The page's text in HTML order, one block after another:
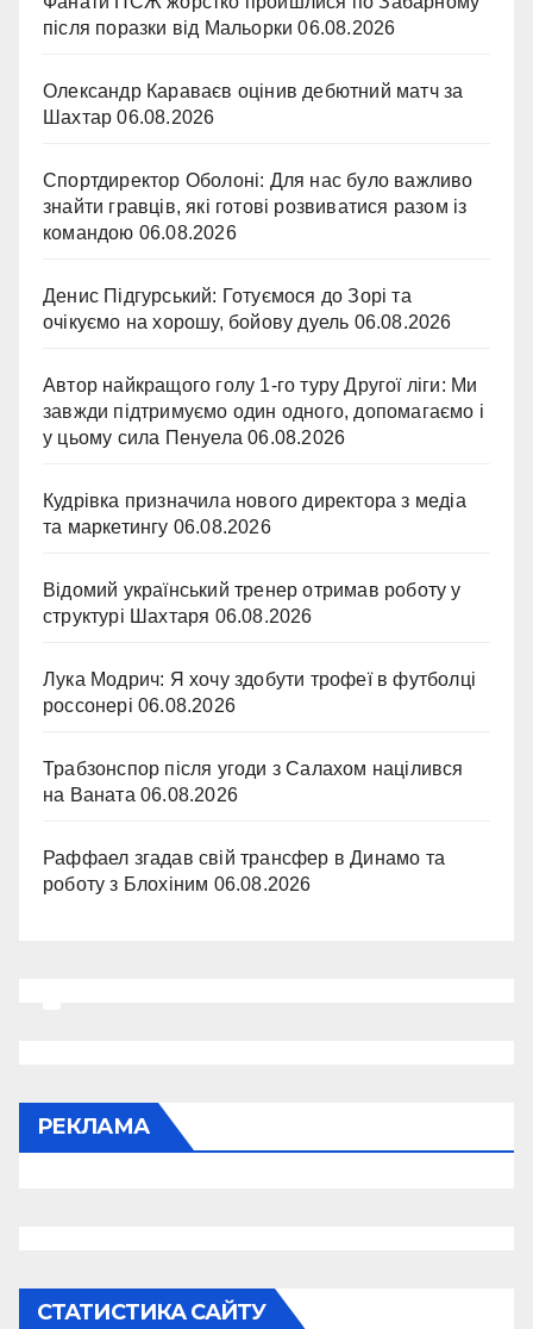
після поразки від Мальорки 06.08.2026
Олександр Караваєв оцінив дебютний матч за
Шахтар 06.08.2026
Спортдиректор Оболоні: Для нас було важливо
знайти гравців, які готові розвиватися разом із
командою 06.08.2026
Денис Підгурський: Готуємося до Зорі та
очікуємо на хорошу, бойову дуель 06.08.2026
Автор найкращого голу 1-го туру Другої ліги: Ми
завжди підтримуємо один одного, допомагаємо і
у цьому сила Пенуела 06.08.2026
Кудрівка призначила нового директора з медіа
та маркетингу 06.08.2026
Відомий український тренер отримав роботу у
структурі Шахтаря 06.08.2026
Лука Модрич: Я хочу здобути трофеї в футболці
россонері 06.08.2026
Трабзонспор після угоди з Салахом націлився
на Ваната 06.08.2026
Раффаел згадав свій трансфер в Динамо та
роботу з Блохіним 06.08.2026
РЕКЛАМА
СТАТИСТИКА САЙТУ